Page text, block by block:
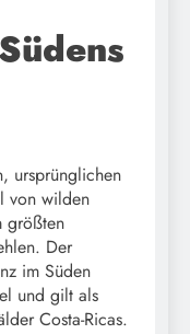
ursprünglichen
von wilden
größten
Der
im Süden
und gilt als
Costa-Ricas.